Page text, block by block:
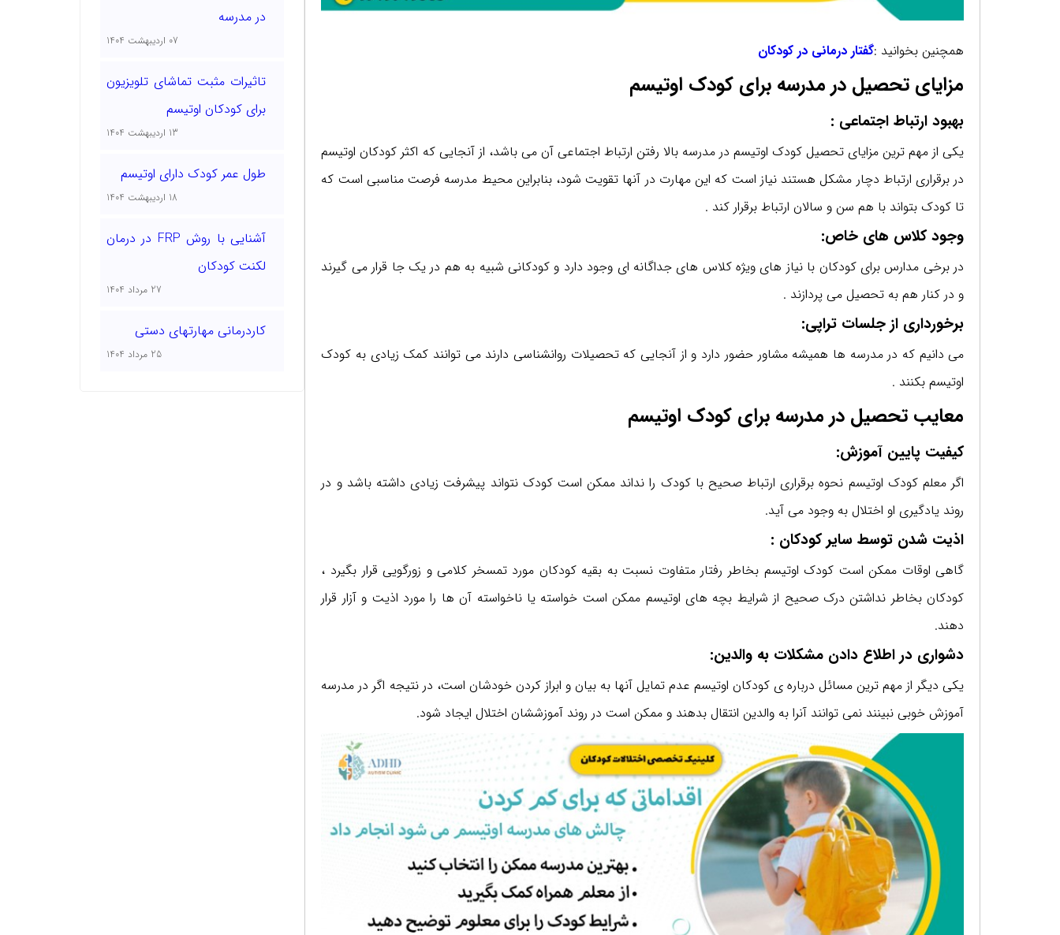
همچنین بخوانید :گفتار درمانی در کودکان
مزایای تحصیل در مدرسه برای کودک اوتیسم
بهبود ارتباط اجتماعی :
یکی از مهم ترین مزایای تحصیل کودک اوتیسم در مدرسه بالا رفتن ارتباط اجتماعی آن می باشد، از آنجایی که اکثر کودکان اوتیسم
در برقراری ارتباط دچار مشکل هستند نیاز است که این مهارت در آنها تقویت شود، بنابراین محیط مدرسه فرصت مناسبی است که
تا کودک بتواند با هم سن و سالان ارتباط برقرار کند .
وجود کلاس های خاص:
در برخی مدارس برای کودکان با نیاز های ویژه کلاس های جداگانه ای وجود دارد و کودکانی شبیه به هم در یک جا قرار می گیرند
و در کنار هم به تحصیل می پردازند .
برخورداری از جلسات تراپی:
می دانیم که در مدرسه ها همیشه مشاور حضور دارد و از آنجایی که تحصیلات روانشناسی دارند می توانند کمک زیادی به کودک
اوتیسم بکنند .
معایب تحصیل در مدرسه برای کودک اوتیسم
کیفیت پایین آموزش:
اگر معلم کودک اوتیسم نحوه برقراری ارتباط صحیح با کودک را نداند ممکن است کودک نتواند پیشرفت زیادی داشته باشد و در
روند یادگیری او اختلال به وجود می آید.
اذیت شدن توسط سایر کودکان :
گاهی اوقات ممکن است کودک اوتیسم بخاطر رفتار متفاوت نسبت به بقیه کودکان مورد تمسخر کلامی و زورگویی قرار بگیرد ،
کودکان بخاطر نداشتن درک صحیح از شرایط بچه های اوتیسم ممکن است خواسته یا ناخواسته آن ها را مورد اذیت و آزار قرار
دهند.
دشواری در اطلاع دادن مشکلات به والدین:
یکی دیگر از مهم ترین مسائل درباره ی کودکان اوتیسم عدم تمایل آنها به بیان و ابراز کردن خودشان است، در نتیجه اگر در مدرسه
آموزش خوبی نبینند نمی توانند آنرا به والدین انتقال بدهند و ممکن است در روند آموزششان اختلال ایجاد شود.
در مدرسه
07 اردیبهشت 1404
تاثیرات مثبت تماشای تلویزیون
برای کودکان اوتیسم
13 اردیبهشت 1404
طول عمر کودک دارای اوتیسم
18 اردیبهشت 1404
آشنایی با روش FRP در درمان
لکنت کودکان
27 مرداد 1404
کاردرمانی مهارتهای دستی
25 مرداد 1404